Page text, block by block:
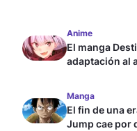
Anime
El manga
adaptación al
Manga
El fin de una
Jump cae por